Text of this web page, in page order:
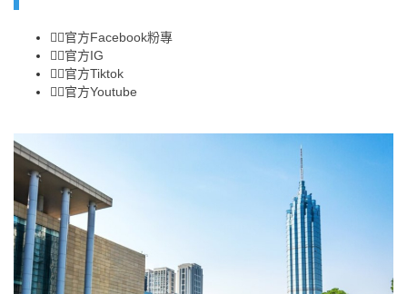
👉🏻官方Facebook粉專
👉🏻官方IG
👉🏻官方Tiktok
👉🏻官方Youtube